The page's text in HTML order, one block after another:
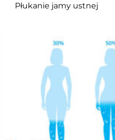
Płukanie jamy ustnej